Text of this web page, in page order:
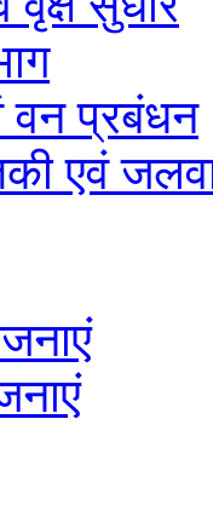
वन प्रबंधन
एवं